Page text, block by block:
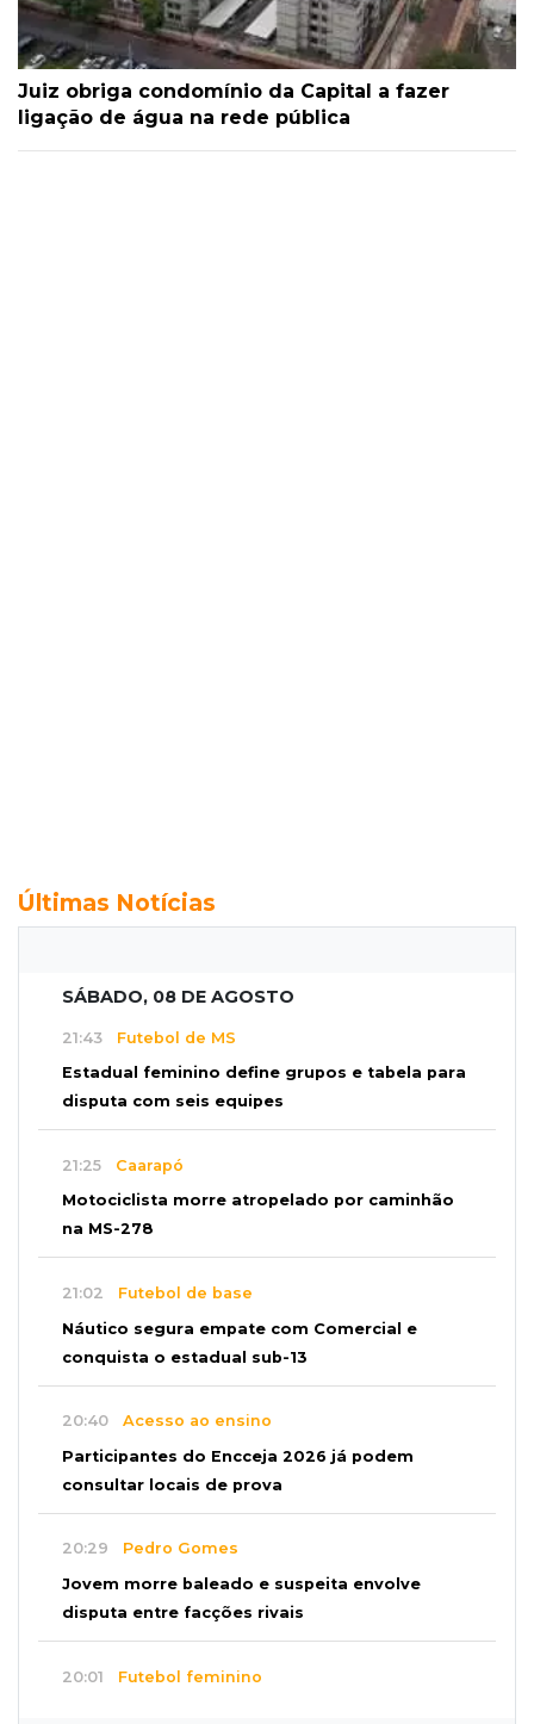
Juiz obriga condomínio da Capital a fazer
ligação de água na rede pública
Últimas Notícias
SÁBADO, 08 DE AGOSTO
21:43 Futebol de MS
Estadual feminino define grupos e tabela para
disputa com seis equipes
21:25 Caarapó
Motociclista morre atropelado por caminhão
na MS-278
21:02 Futebol de base
Náutico segura empate com Comercial e
conquista o estadual sub-13
20:40 Acesso ao ensino
Participantes do Encceja 2026 já podem
consultar locais de prova
20:29 Pedro Gomes
Jovem morre baleado e suspeita envolve
disputa entre facções rivais
20:01 Futebol feminino